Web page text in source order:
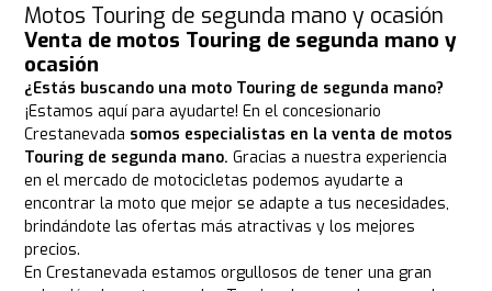
Motos Touring de segunda mano y ocasión
Venta de motos Touring de segunda mano y
ocasión
¿Estás buscando una moto Touring de segunda mano?
¡Estamos aquí para ayudarte! En el concesionario
Crestanevada somos especialistas en la venta de motos
Touring de segunda mano. Gracias a nuestra experiencia
en el mercado de motocicletas podemos ayudarte a
encontrar la moto que mejor se adapte a tus necesidades,
brindándote las ofertas más atractivas y los mejores
precios.
En Crestanevada estamos orgullosos de tener una gran